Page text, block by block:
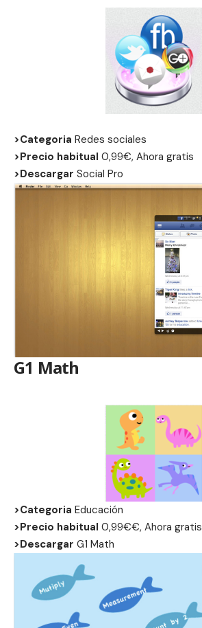
>Categoria Redes sociales
>Precio habitual 0,99€, Ahora gratis
>Descargar Social Pro
G1 Math
>Categoria Educación
>Precio habitual 0,99€€, Ahora gratis
>Descargar G1 Math